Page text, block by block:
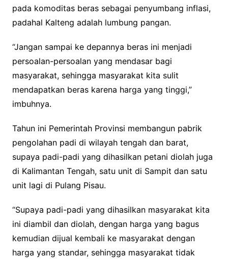
pada komoditas beras sebagai penyumbang inflasi,
padahal Kalteng adalah lumbung pangan.
“Jangan sampai ke depannya beras ini menjadi
persoalan-persoalan yang mendasar bagi
masyarakat, sehingga masyarakat kita sulit
mendapatkan beras karena harga yang tinggi,”
imbuhnya.
Tahun ini Pemerintah Provinsi membangun pabrik
pengolahan padi di wilayah tengah dan barat,
supaya padi-padi yang dihasilkan petani diolah juga
di Kalimantan Tengah, satu unit di Sampit dan satu
unit lagi di Pulang Pisau.
“Supaya padi-padi yang dihasilkan masyarakat kita
ini diambil dan diolah, dengan harga yang bagus
kemudian dijual kembali ke masyarakat dengan
harga yang standar, sehingga masyarakat tidak